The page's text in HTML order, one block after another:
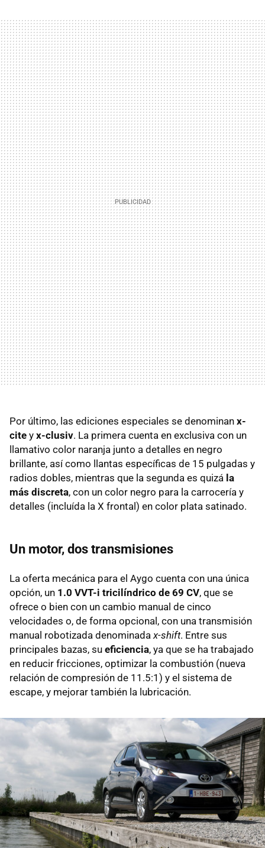
Por último, las ediciones especiales se denominan x-
cite y x-clusiv. La primera cuenta en exclusiva con un
llamativo color naranja junto a detalles en negro
brillante, así como llantas específicas de 15 pulgadas y
radios dobles, mientras que la segunda es quizá la
más discreta, con un color negro para la carrocería y
detalles (incluída la X frontal) en color plata satinado.
Un motor, dos transmisiones
La oferta mecánica para el Aygo cuenta con una única
opción, un 1.0 VVT-i tricilíndrico de 69 CV, que se
ofrece o bien con un cambio manual de cinco
velocidades o, de forma opcional, con una transmisión
manual robotizada denominada x-shift. Entre sus
principales bazas, su eficiencia, ya que se ha trabajado
en reducir fricciones, optimizar la combustión (nueva
relación de compresión de 11.5:1) y el sistema de
escape, y mejorar también la lubricación.